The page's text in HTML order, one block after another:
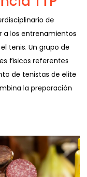
de
a los entrenamientos
tenis. Un grupo de
físicos referentes
de tenistas de elite
la preparación